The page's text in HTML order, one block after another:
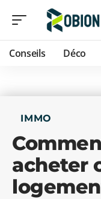
Conseils Déco
IMMO
acheter